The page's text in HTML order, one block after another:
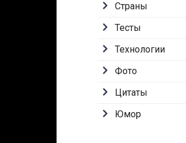
Страны
Тесты
Технологии
Фото
Цитаты
Юмор